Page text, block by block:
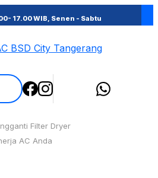
17.00 WIB, Senen - Sabtu
Filter Dryer
AC Anda